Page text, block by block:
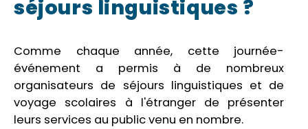
séjours linguistiques ?
Comme chaque année, cette journée-
événement a permis à de nombreux
organisateurs de séjours linguistiques et de
voyage scolaires à l'étranger de présenter
leurs services au public venu en nombre.